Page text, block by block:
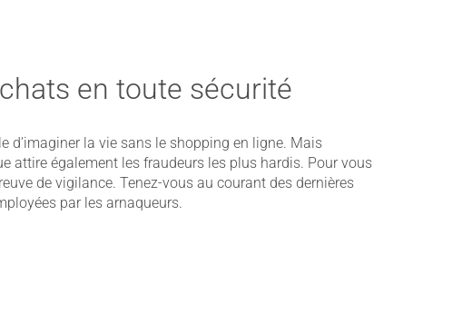
en toute sécurité
d’imaginer la vie sans le shopping en ligne. Mais
attire également les fraudeurs les plus hardis. Pour vous
de vigilance. Tenez-vous au courant des dernières
par les arnaqueurs.